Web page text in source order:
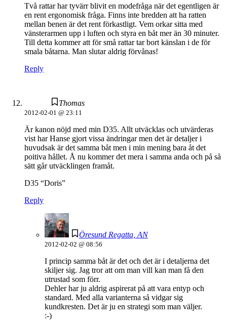
Två rattar har tyvärr blivit en modefråga när det egentligen är
en rent ergonomisk fråga. Finns inte bredden att ha ratten
mellan benen är det rent förkastligt. Vem orkar sitta med
vänsterarmen upp i luften och styra en båt mer än 30 minuter.
Till detta kommer att för små rattar tar bort känslan i de för
smala båtarna. Man slutar aldrig förvånas!
Reply
Thomas
2012-02-01 @ 23:11
Är kanon nöjd med min D35. Allt utväcklas och utvärderas
vist har Hanse gjort vissa ändringar men det är detaljer i
huvudsak är det samma båt men i min mening bara åt det
poitiva hållet. Å nu kommer det mera i samma anda och på så
sätt går utväcklingen framåt.
D35 “Doris”
Reply
Öresund Regatta, AN
2012-02-02 @ 08:56
I princip samma båt är det och det är i detaljerna det
skiljer sig. Jag tror att om man vill kan man få den
utrustad som förr.
Dehler har ju aldrig aspirerat på att vara entyp och
standard. Med alla varianterna så vidgar sig
kundkresten. Det är ju en strategi som man väljer.
:-)